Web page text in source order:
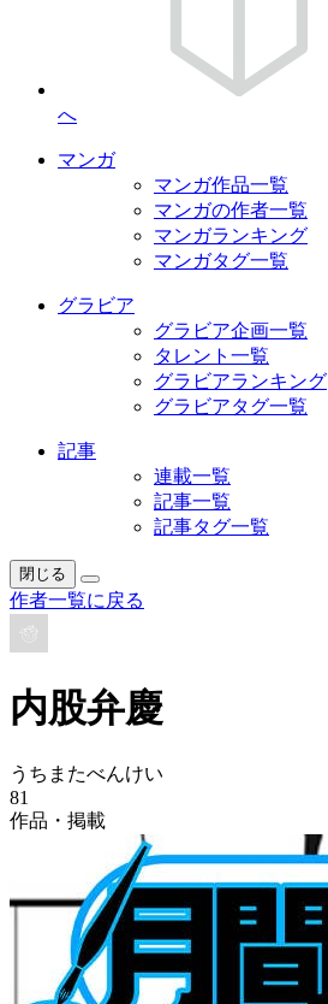
へ
マンガ
マンガ作品一覧
マンガの作者一覧
マンガランキング
マンガタグ一覧
グラビア
グラビア企画一覧
タレント一覧
グラビアランキング
グラビアタグ一覧
記事
連載一覧
記事一覧
記事タグ一覧
閉じる
作者一覧に戻る
内股弁慶
うちまたべんけい
81
作品・掲載